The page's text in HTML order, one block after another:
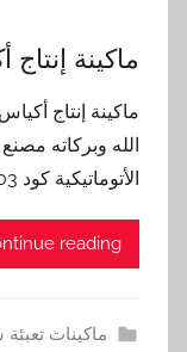
ماكينة
ماكينة إنتاج
الله وبركاته
الأتوماتيكية كود 503 ماركة
reading